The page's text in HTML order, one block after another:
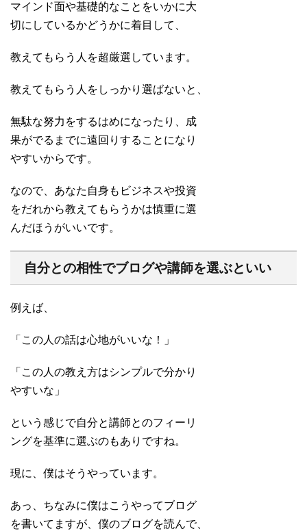
マインド面や基礎的なことをいかに大
切にしているかどうかに着目して、
教えてもらう人を超厳選しています。
教えてもらう人をしっかり選ばないと、
無駄な努力をするはめになったり、成
果がでるまでに遠回りすることになり
やすいからです。
なので、あなた自身もビジネスや投資
をだれから教えてもらうかは慎重に選
んだほうがいいです。
自分との相性でブログや講師を選ぶといい
例えば、
「この人の話は心地がいいな！」
「この人の教え方はシンプルで分かり
やすいな」
という感じで自分と講師とのフィーリ
ングを基準に選ぶのもありですね。
現に、僕はそうやっています。
あっ、ちなみに僕はこうやってブログ
を書いてますが、僕のブログを読んで、